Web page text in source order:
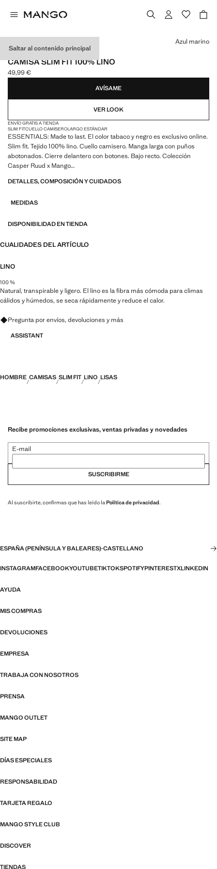
Saltar al contenido principal
ESSENTIALS
CAMISA SLIM FIT 100% LINO
Precio actual [49,99 € ]
49,99 €
Selecciona un color
Azul marino
AVÍSAME
VER LOOK
ENVÍO GRATIS A TIENDA
SLIM FITCUELLO CAMISEROLARGO ESTÁNDAR
ESSENTIALS: Made to last. El color tabaco y negro es exclusivo online.
Slim fit. Tejido 100% lino. Cuello camisero. Manga larga con puños
abotonados. Cierre delantero con botones. Bajo recto. Colección
Casper Ruud x Mango
ESSENTIALS: Made to last. Hemos reforzado nuestras exigencias de
Diseñadas considerando cuidadosamente su confección, son todavía
DETALLES, COMPOSICIÓN Y CUIDADOS
MEDIDAS
DISPONIBILIDAD EN TIENDA
CUALIDADES DEL ARTÍCULO
LINO
100 %
Natural, transpirable y ligero. El lino es la fibra más cómoda para climas
cálidos y húmedos, se seca rápidamente y reduce el calor.
Pregunta por envíos, devoluciones y más
ASSISTANT
HOMBRE CAMISAS SLIM FIT LINO LISAS
Recibe promociones exclusivas, ventas privadas y novedades
E-mail
SUSCRIBIRME
Al suscribirte, confirmas que has leído laPolítica de privacidad.
ESPAÑA (PENÍNSULA Y BALEARES)·CASTELLANO
INSTAGRAMFACEBOOKYOUTUBETIKTOKSPOTIFYPINTERESTXLINKEDIN
AYUDA
MIS COMPRAS
DEVOLUCIONES
EMPRESA
TRABAJA CON NOSOTROS
PRENSA
MANGO OUTLET
SITE MAP
DÍAS ESPECIALES
RESPONSABILIDAD
TARJETA REGALO
MANGO STYLE CLUB
DISCOVER
TIENDAS